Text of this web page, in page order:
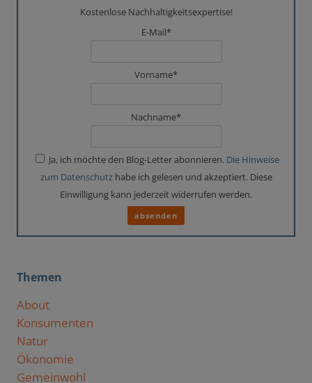
Kostenlose Nachhaltigkeitsexpertise!
E-Mail*
Vorname*
Nachname*
Ja, ich möchte den Blog-Letter abonnieren. Die Hinweise
zum Datenschutz habe ich gelesen und akzeptiert. Diese
Einwilligung kann jederzeit widerrufen werden.
Themen
About
Konsumenten
Natur
Ökonomie
Gemeinwohl